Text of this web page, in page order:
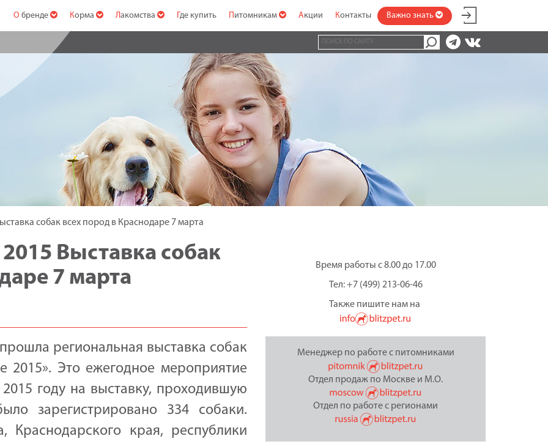
О бренде Корма Лакомства Где купить Питомникам Акции Контакты Важно знать
собак всех пород в Краснодаре 7 марта
7 марта
региональная выставка собак
2015». Это ежегодное мероприятие
году на выставку, проходившую
зарегистрировано 334 собаки.
Краснодарского края, республики
Время работы с 8.00 до 17.00
Тел: +7 (499) 213-06-46
Также пишите нам на
Менеджер по работе с питомниками
Отдел продаж по Москве и М.О.
Отдел по работе с регионами